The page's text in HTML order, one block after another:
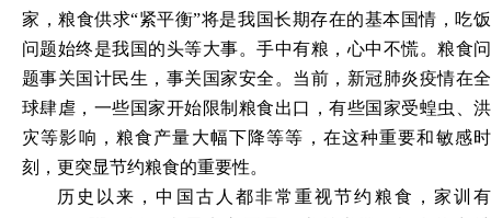
家，粮食供求“紧平衡”将是我国长期存在的基本国情，吃饭
问题始终是我国的头等大事。手中有粮，心中不慌。粮食问
题事关国计民生，事关国家安全。当前，新冠肺炎疫情在全
球肆虐，一些国家开始限制粮食出口，有些国家受蝗虫、洪
灾等影响，粮食产量大幅下降等等，在这种重要和敏感时
刻，更突显节约粮食的重要性。
历史以来，中国古人都非常重视节约粮食，家训有